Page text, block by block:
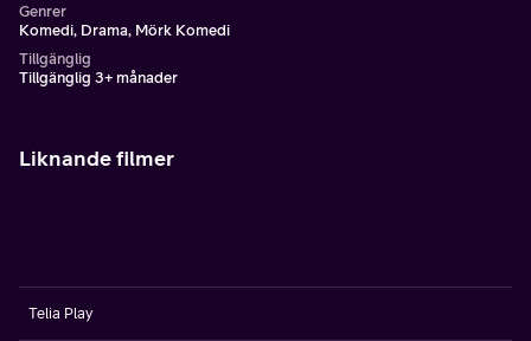
Genrer
Komedi, Drama, Mörk Komedi
Tillgänglig
Tillgänglig 3+ månader
Liknande filmer
Telia Play